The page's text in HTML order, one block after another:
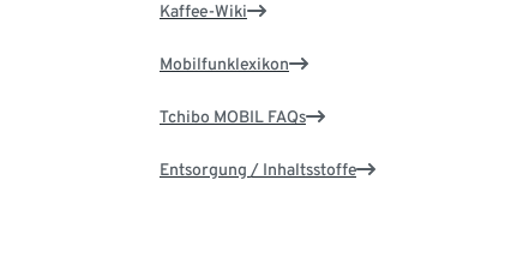
Kaffee-Wiki
Mobilfunklexikon
Tchibo MOBIL FAQs
Entsorgung / Inhaltsstoffe